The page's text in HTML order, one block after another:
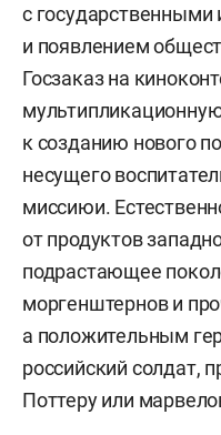
с государственными
и появлением
Госзаказ на
к созданию нового
несущего
миссиюи.
от продуктов
подрастающее
моргенштернов и
а положительным
российский солдат,
Поттеру или